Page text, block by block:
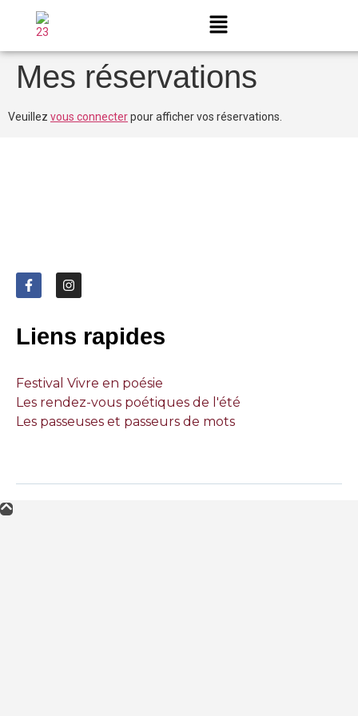
Mes réservations
Veuillez vous connecterpour afficher vos réservations.
Liens rapides
Festival Vivre en poésie
Les rendez-vous poétiques de l'été
Les passeuses et passeurs de mots